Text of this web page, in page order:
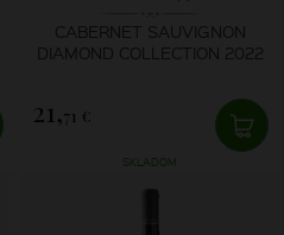
CABERNET SAUVIGNON
DIAMOND COLLECTION 2022
21,71 €
SKLADOM